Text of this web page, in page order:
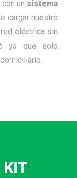
un sistema
cargar nuestro
eléctrica sin
ya que solo
KIT